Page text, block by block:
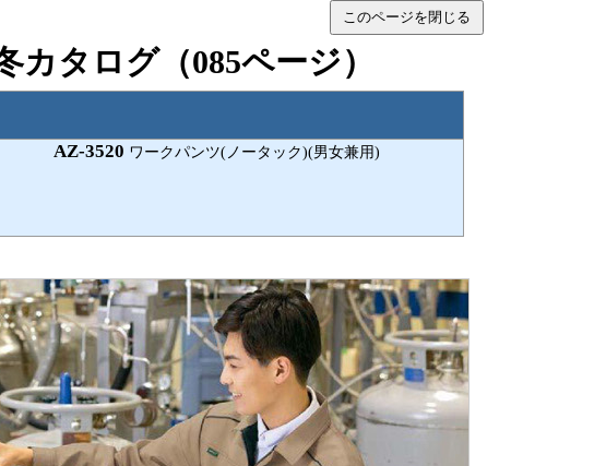
このページを閉じる
タログ（085ページ）
AZ-3520 ワークパンツ(ノータック)(男女兼用)